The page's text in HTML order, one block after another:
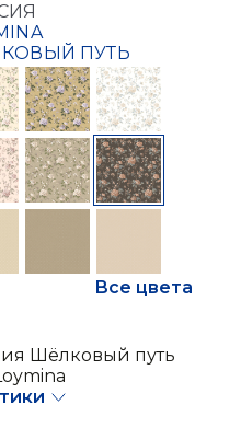
ПУТЬ
Все цвета
Шёлковый путь